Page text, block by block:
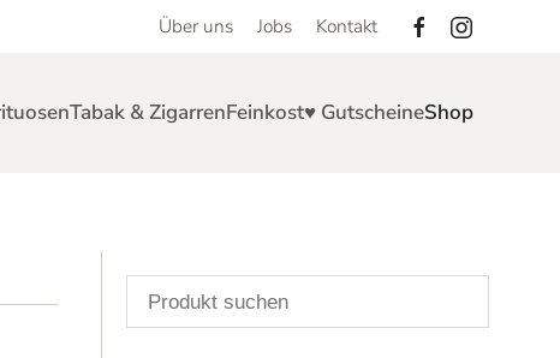
Über uns Jobs Kontakt
Tabak & ZigarrenFeinkost♥ GutscheineShop